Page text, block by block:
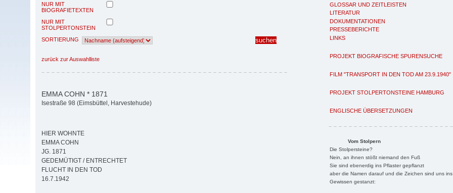
GLOSSAR UND ZEITLEISTEN
LITERATUR
DOKUMENTATIONEN
PRESSEBERICHTE
LINKS
PROJEKT BIOGRAFISCHE SPURENSUCHE
FILM "TRANSPORT IN DEN TOD AM 23.9.1940"
PROJEKT STOLPERTONSTEINE HAMBURG
ENGLISCHE ÜBERSETZUNGEN
Vom Stolpern
Die Stolpersteine?
Nein, an ihnen stößt niemand den Fuß
Sie sind ebenerdig ins Pflaster gepflanzt
aber die Namen darauf und die Zeichen sind uns ins
Gewissen gestanzt:
NUR MIT
BIOGRAFIETEXTEN
NUR MIT
STOLPERTONSTEIN
SORTIERUNG
zurück zur Auswahlliste
EMMA COHN * 1871
Isestraße 98 (Eimsbüttel, Harvestehude)
HIER WOHNTE
EMMA COHN
JG. 1871
GEDEMÜTIGT / ENTRECHTET
FLUCHT IN DEN TOD
16.7.1942